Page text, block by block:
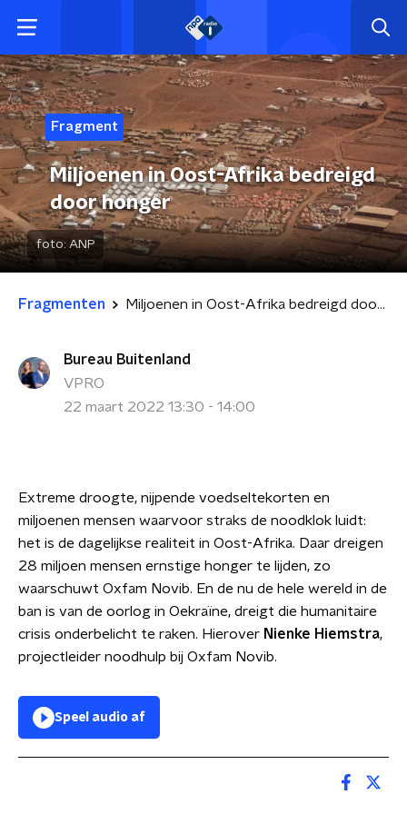
Fragment
Miljoenen in Oost-Afrika bedreigd
door honger
foto: ANP
Fragmenten Miljoenen in Oost-Afrika bedreigd door honger
Bureau Buitenland
VPRO
22 maart 2022 13:30 - 14:00
Extreme droogte, nijpende voedseltekorten en
miljoenen mensen waarvoor straks de noodklok luidt:
het is de dagelijkse realiteit in Oost-Afrika. Daar dreigen
28 miljoen mensen ernstige honger te lijden, zo
waarschuwt Oxfam Novib. En de nu de hele wereld in de
ban is van de oorlog in Oekraïne, dreigt die humanitaire
crisis onderbelicht te raken. Hierover Nienke Hiemstra,
projectleider noodhulp bij Oxfam Novib.
Speel audio af